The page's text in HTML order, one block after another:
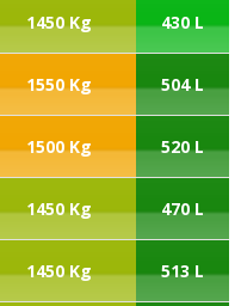
1450 Kg 430 L
1550 Kg 504 L
1500 Kg 520 L
1450 Kg 470 L
1450 Kg 513 L